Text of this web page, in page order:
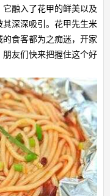
融入了花甲的鲜美以及
深深吸引。花甲先生米
食客都为之痴迷，开家
朋友们快来把握住这个好